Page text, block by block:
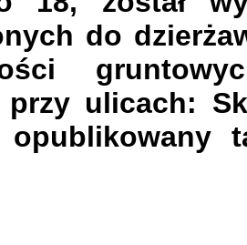
do
przy ulicach:
opublikowany